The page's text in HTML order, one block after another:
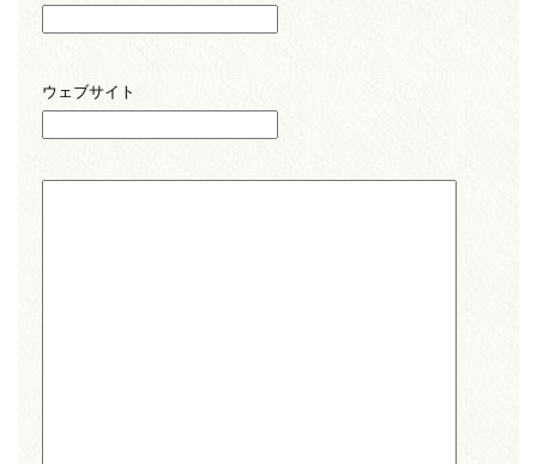
ウェブサイト